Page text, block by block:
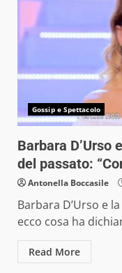
Gossip e Spettacolo
Barbara D’Urso
del passato:
Antonella Boccasile
Barbara D’Urso e
ecco cosa ha
Read More